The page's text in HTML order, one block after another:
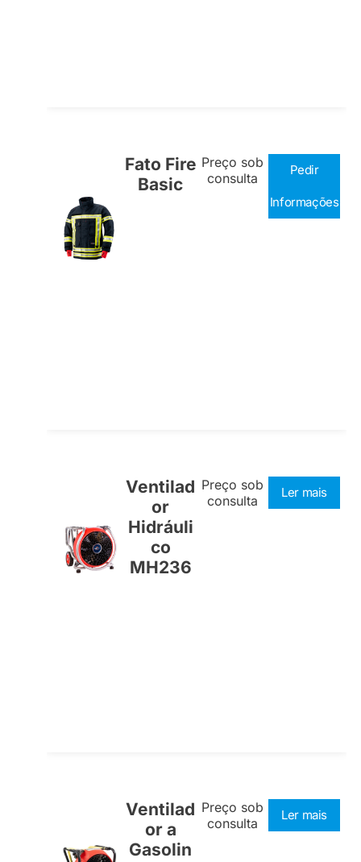
Fato Fire
Basic
Preço sob
consulta
Pedir
Informações
Ventilad
or
Hidráuli
co
MH236
Preço sob
consulta
Ler mais
Ventilad
or a
Gasolin
Preço sob
consulta
Ler mais